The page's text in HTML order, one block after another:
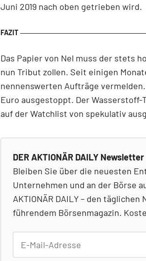
Juni 2019 nach oben getrieben wird.
Das Papier von Nel muss der stets
nun Tribut zollen. Seit einigen
nennenswerten Aufträge
Euro ausgestoppt. Der
auf der Watchlist von spekulativ
DER AKTIONÄR DAILY Newsletter
Bleiben Sie über die neuesten
Unternehmen und an der Börse
AKTIONÄR DAILY – den
führendem Börsenmagazin.